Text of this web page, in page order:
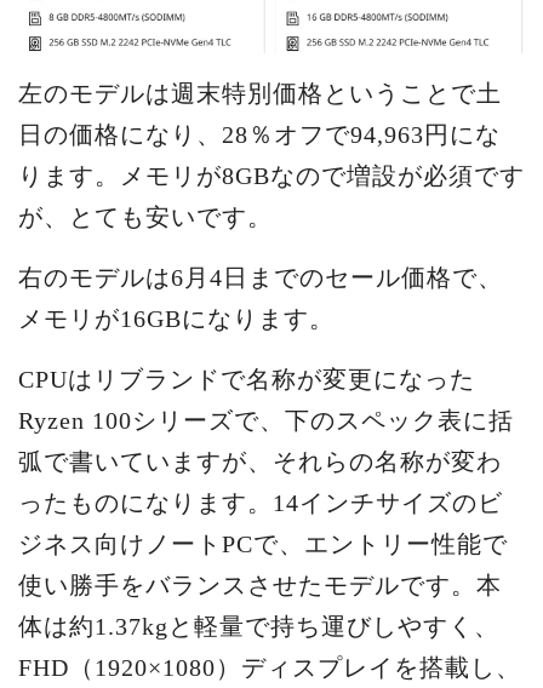
左のモデルは週末特別価格ということで土
日の価格になり、28％オフで94,963円にな
ります。メモリが8GBなので増設が必須です
が、とても安いです。
右のモデルは6月4日までのセール価格で、
メモリが16GBになります。
CPUはリブランドで名称が変更になった
Ryzen 100シリーズで、下のスペック表に括
弧で書いていますが、それらの名称が変わ
ったものになります。14インチサイズのビ
ジネス向けノートPCで、エントリー性能で
使い勝手をバランスさせたモデルです。本
体は約1.37kgと軽量で持ち運びしやすく、
FHD（1920×1080）ディスプレイを搭載し、